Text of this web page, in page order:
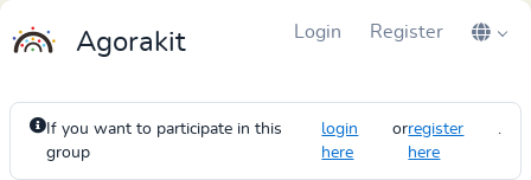
Agorakit Login Register
If you want to participate in this
group
login
here
orregister
here
.